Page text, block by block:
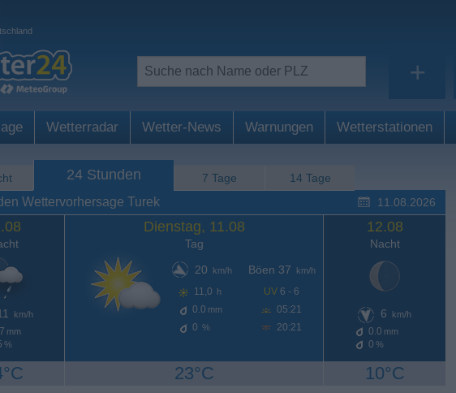
+
Wetterradar Wetter-News Warnungen Wetterstationen
24 Stunden 7 Tage 14 Tage
Wettervorhersage Turek 11.08.2026
km/h
mm
%
Dienstag, 11.08
Tag
20
km/h
11,0 h
0.0 mm
0 %
Böen 37 km/h
UV 6 - 6
05:21
20:21
23°C
12.08
Nacht
6 km/h
0.0 mm
0 %
10°C